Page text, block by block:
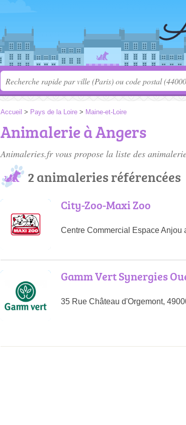
Accueil > Pays de la Loire > Maine-et-Loire
Animalerie à Angers
Animaleries.fr vous propose la liste des
2 animaleries référencées
City-Zoo-Maxi Zoo
Centre Commercial Espace Anjou
Gamm Vert Synergies
35 Rue Château d'Orgemont,